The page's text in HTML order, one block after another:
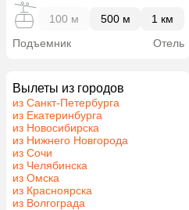
100 м 500 м
1 км
Подъемник
Отель
Вылеты из городов
из Санкт-Петербурга
из Екатеринбурга
из Новосибирска
из Нижнего Новгорода
из Сочи
из Челябинска
из Омска
из Красноярска
из Волгограда